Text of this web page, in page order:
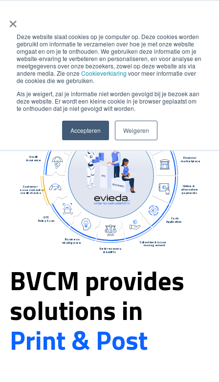
×
Deze website slaat cookies op je computer op. Deze cookies worden
gebruikt om informatie te verzamelen over hoe je met onze website
omgaat en om je te onthouden. We gebruiken deze informatie om je
website-ervaring te verbeteren en personaliseren, en voor analyse en
meetgegevens over onze bezoekers, zowel op deze website als via
andere media. Zie onze Cookieverklaring voor meer informatie over
de cookies die we gebruiken.
Als je weigert, zal je informatie niet worden gevolgd bij je bezoek aan
deze website. Er wordt een kleine cookie in je browser geplaatst om
te onthouden dat je niet gevolgd wilt worden.
Accepteren Weigeren
BVCM provides
solutions in
Print & Post
Purchase
Order
Financial
marketplace
Online &
alternative
payments
Cash
Application
Collection & issue
management
Debt recovery
& bailiffs
Direct debit
(SEPA eMandates)
Business
Intelligence
OTC
Policy Scan
Customer
assessments/
credit checks
Credit
Insurance